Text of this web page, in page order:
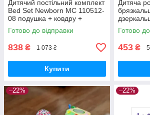
Дитячий постільний комплект
Bed Set Newborn МС 110512-
08 подушка + ковдру +
простирадло
Готово до відправки
838 ₴ 1 073 ₴
Купити
Дитяча
Готово
453 ₴
–22% –22%